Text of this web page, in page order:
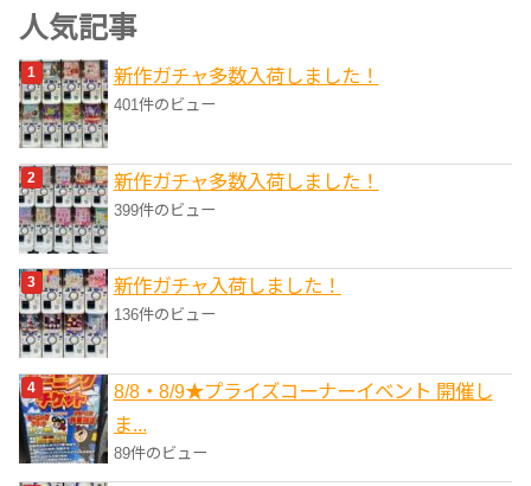
ゴ
リ
ー
人気記事
新作ガチャ多数入荷しました！
401件のビュー
新作ガチャ多数入荷しました！
399件のビュー
新作ガチャ入荷しました！
136件のビュー
8/8・8/9★プライズコーナーイベント 開催し
ま...
89件のビュー